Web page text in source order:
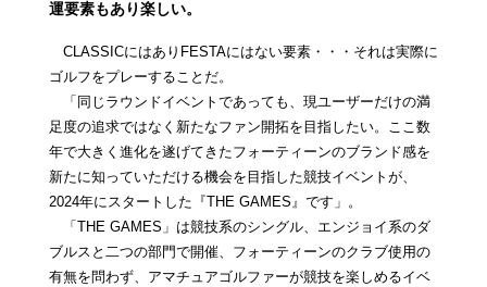
運要素もあり楽しい。
CLASSICにはありFESTAにはない要素・・・それは実際に
ゴルフをプレーすることだ。
「同じラウンドイベントであっても、現ユーザーだけの満
足度の追求ではなく新たなファン開拓を目指したい。ここ数
年で大きく進化を遂げてきたフォーティーンのブランド感を
新たに知っていただける機会を目指した競技イベントが、
2024年にスタートした『THE GAMES』です」。
「THE GAMES」は競技系のシングル、エンジョイ系のダ
ブルスと二つの部門で開催、フォーティーンのクラブ使用の
有無を問わず、アマチュアゴルファーが競技を楽しめるイベ